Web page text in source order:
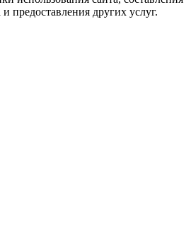
предоставления других услуг.